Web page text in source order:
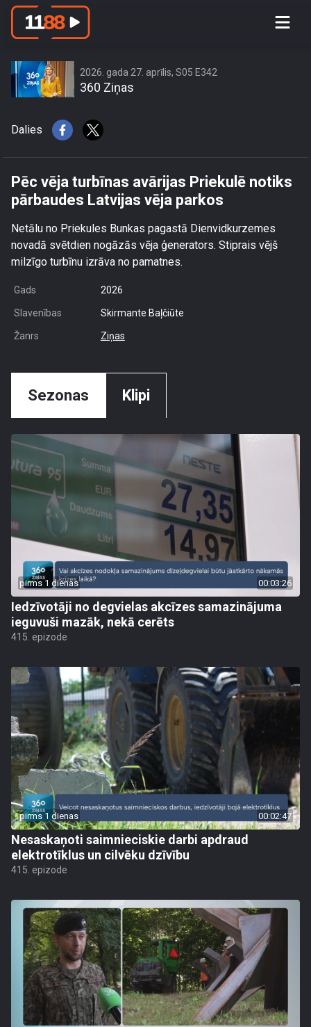
Pēc vēja turbīnas avārijas Priekulē
2026. gada 27. aprīlis, S05 E342
360 Ziņas
Dalies
Pēc vēja turbīnas avārijas Priekulē notiks
pārbaudes Latvijas vēja parkos
Netālu no Priekules Bunkas pagastā Dienvidkurzemes
novadā svētdien nogāzās vēja ģenerators. Stiprais vējš
milzīgo turbīnu izrāva no pamatnes.
Gads 2026
Slavenības Skirmante Baļčiūte
Žanrs Ziņas
Sezonas Klipi
pirms 1 dienas 00:03:26
Iedzīvotāji no degvielas akcīzes samazinājuma
ieguvuši mazāk, nekā cerēts
415. epizode
pirms 1 dienas 00:02:47
Nesaskaņoti saimnieciskie darbi apdraud
elektrotīklus un cilvēku dzīvību
415. epizode